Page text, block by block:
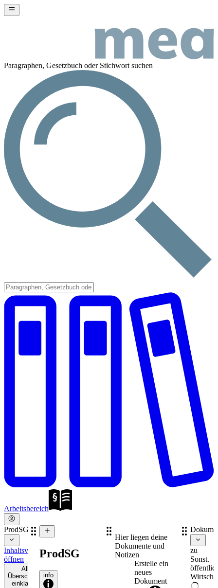
Paragraphen, Gesetzbuch oder Stichwort suchen
Arbeitsbereich
ProdSG
Inhaltsverzeichnis
öffnen
Alle
Überschriften
einklappen
ProdSG
info
Hier liegen deine
Dokumente und
Notizen
Erstelle ein
neues
Dokument
zu
Sonst.